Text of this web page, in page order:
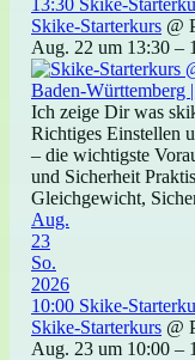
13:30 Skike-
Skike-Starterkurs @
Aug. 22 um 13:30 –
Ich zeige Dir was
Richtiges Einstellen
– die wichtigste
und Sicherheit
Gleichgewicht,
Aug.
23
So.
2026
10:00 Skike-
Skike-Starterkurs @
Aug. 23 um 10:00 –